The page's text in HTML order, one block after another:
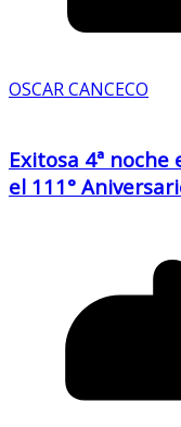
OSCAR CANCECO
Exitosa 4ª
el 111°